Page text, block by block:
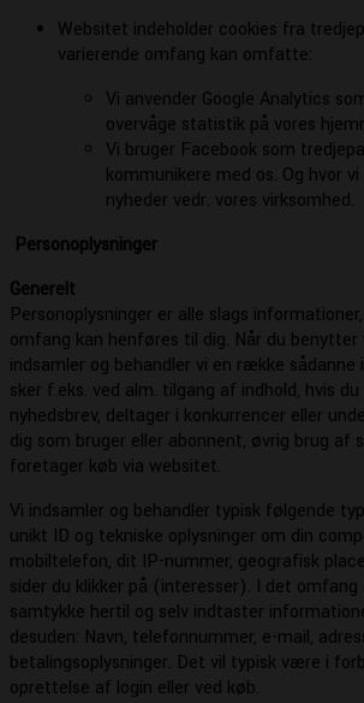
Websitet indeholder cookies fra
varierende omfang kan omfatte:
Vi anvender Google Analytics
overvåge statistik på vores
Vi bruger Facebook som
kommunikere med os. Og hvor
nyheder vedr. vores virksomhed.
Personoplysninger
Generelt
Personoplysninger er alle slags
omfang kan henføres til dig. Når du benytter
indsamler og behandler vi en række
sker f.eks. ved alm. tilgang af indhold, hvis
nyhedsbrev, deltager i konkurrencer eller
dig som bruger eller abonnent, øvrig brug af
foretager køb via websitet.
Vi indsamler og behandler typisk følgende
unikt ID og tekniske oplysninger om din
mobiltelefon, dit IP-nummer, geografisk
sider du klikker på (interesser). I det omfang
samtykke hertil og selv indtaster
desuden: Navn, telefonnummer, e-mail,
betalingsoplysninger. Det vil typisk være i
oprettelse af login eller ved køb.